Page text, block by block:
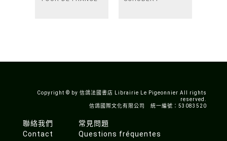
Copyright © by 信鴿法國書店 Librairie Le Pigeonnier All rights
reserved.
信鴿國際文化有限公司 統一編號：53083520
聯絡我們
Contact
常見問題
Questions fréquentes